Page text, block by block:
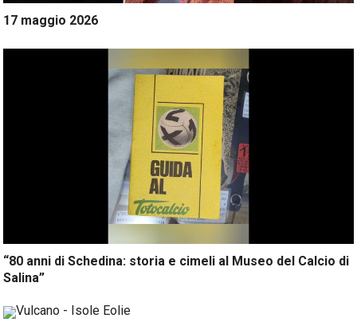
17 maggio 2026
“80 anni di Schedina: storia e cimeli al Museo del Calcio di
Salina”